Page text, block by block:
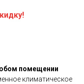
помещении
климатическое